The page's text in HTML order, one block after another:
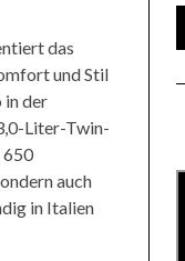
das
und Stil
in der
Liter-Twin-
650
auch
in Italien